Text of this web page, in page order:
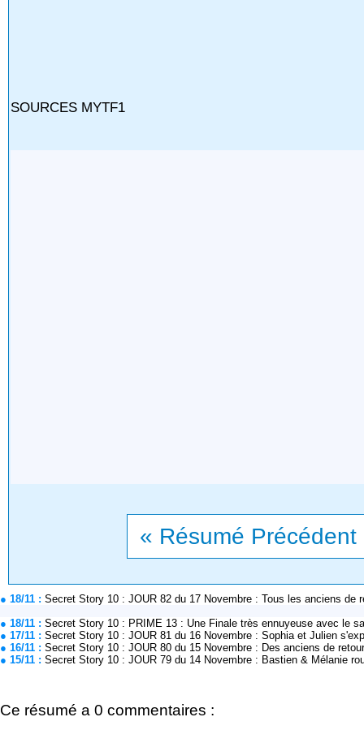
SOURCES MYTF1
« Résumé Précédent
● 18/11 : Secret Story 10 : JOUR 82 du 17 Novembre : Tous les anciens de
● 18/11 : Secret Story 10 : PRIME 13 : Une Finale très ennuyeuse avec le
● 17/11 : Secret Story 10 : JOUR 81 du 16 Novembre : Sophia et Julien
● 16/11 : Secret Story 10 : JOUR 80 du 15 Novembre : Des anciens de
● 15/11 : Secret Story 10 : JOUR 79 du 14 Novembre : Bastien & Mélanie
Ce résumé a 0 commentaires :